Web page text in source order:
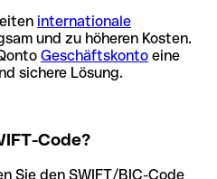
internationale
und zu höheren Kosten.
Geschäftskonto eine
sichere Lösung.
Code?
Sie den SWIFT/BIC-Code